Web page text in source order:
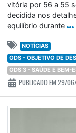
vitória por 56 a 55
decidida nos
equilíbrio durante
NOTÍCIAS
ODS - OBJETIVO DE
ODS 3 - SAÚDE E BEM-
PUBLICADO EM 29/